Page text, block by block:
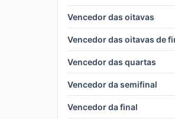
Vencedor das oitavas
Vencedor das oitavas de
Vencedor das quartas
Vencedor da semifinal
Vencedor da final